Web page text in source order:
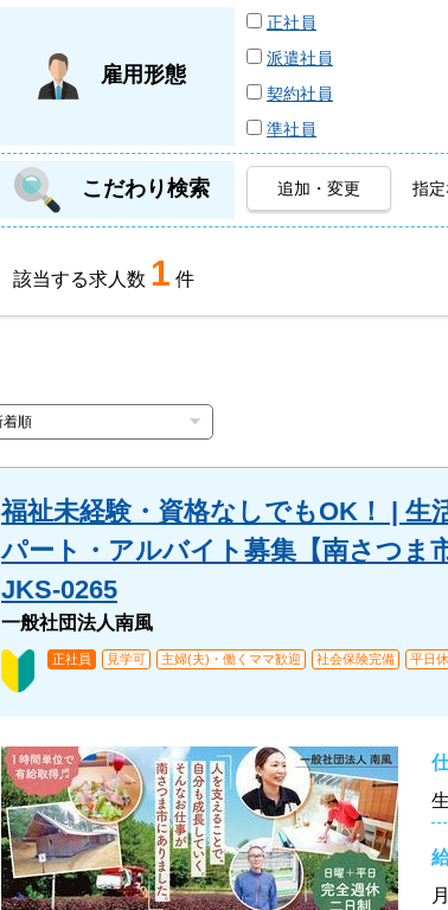
雇用形態
正社員
派遣社員
契約社員
準社員
こだわり検索 追加・変更 指定
該当する求人数 1 件
福祉未経験・資格なしでもOK！ | 生
パート・アルバイト募集【南さつま
JKS-0265
一般社団法人南風
正社員 見学可 主婦(夫)・働くママ歓迎 社会保険完備 平日